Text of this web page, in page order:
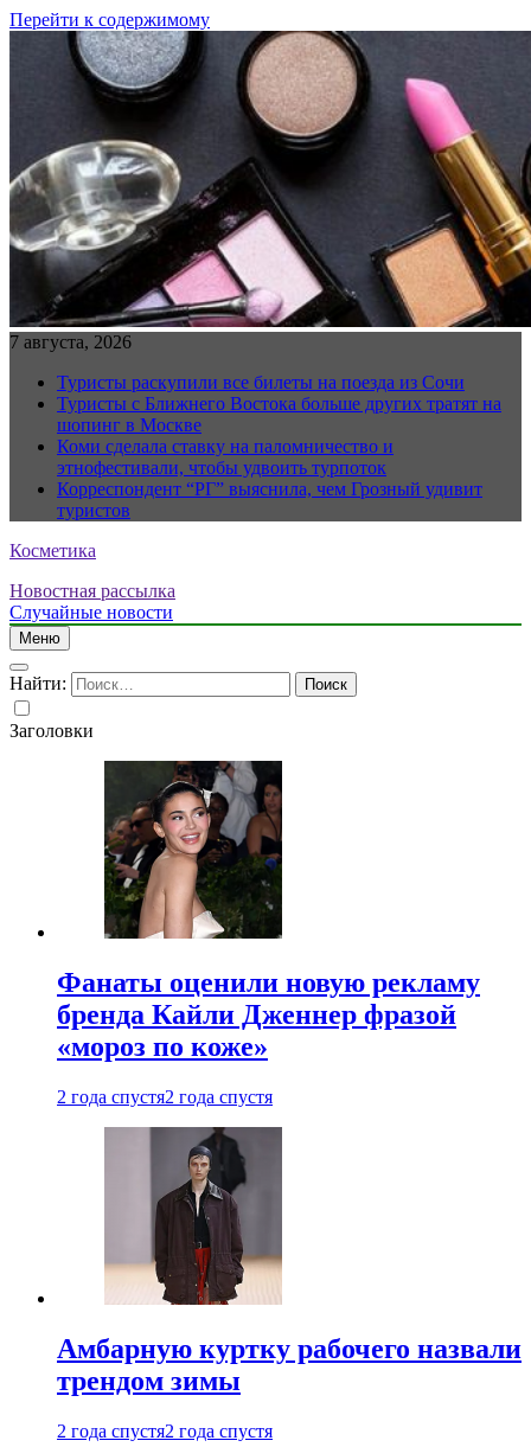
Перейти к содержимому
7 августа, 2026
Туристы раскупили все билеты на поезда из Сочи
Туристы с Ближнего Востока больше других тратят на
шопинг в Москве
Коми сделала ставку на паломничество и
этнофестивали, чтобы удвоить турпоток
Корреспондент “РГ” выяснила, чем Грозный удивит
туристов
Косметика
Новостная рассылка
Случайные новости
Меню
Найти:
Заголовки
Фанаты оценили новую рекламу
бренда Кайли Дженнер фразой
«мороз по коже»
2 года спустя2 года спустя
Амбарную куртку рабочего назвали
трендом зимы
2 года спустя2 года спустя